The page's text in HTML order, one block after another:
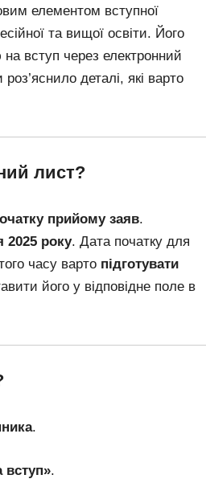
елементом вступної
та вищої освіти. Його
вступ через електронний
роз’яснило деталі, які варто
лист?
прийому заяв.
2025 року. Дата початку для
часу варто підготувати
його у відповідне поле в
.
вступ».